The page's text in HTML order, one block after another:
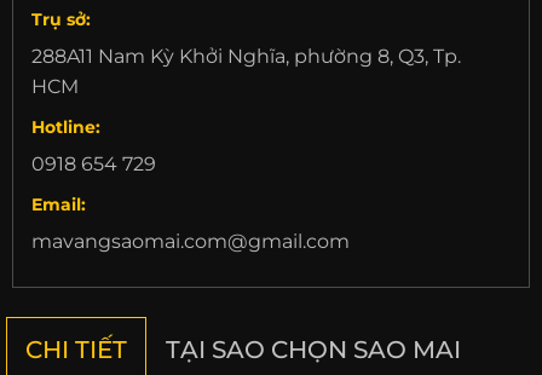
Trụ sở:
288A11 Nam Kỳ Khởi Nghĩa, phường 8, Q3, Tp.
HCM
Hotline:
0918 654 729
Email:
mavangsaomai.com@gmail.com
CHI TIẾT TẠI SAO CHỌN SAO MAI